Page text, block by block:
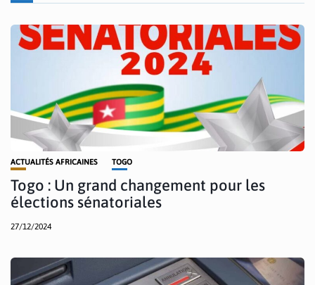
ACTUALITÉS AFRICAINES TOGO
Togo : Un grand changement pour les
élections sénatoriales
27/12/2024